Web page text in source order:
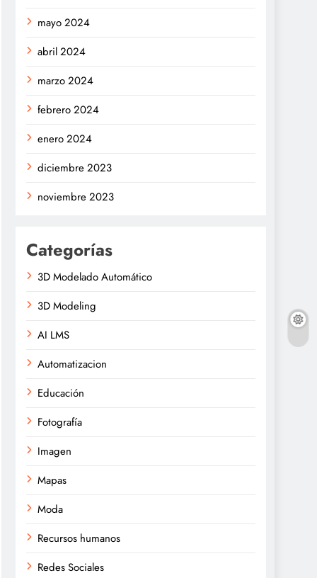
mayo 2024
abril 2024
marzo 2024
febrero 2024
enero 2024
diciembre 2023
noviembre 2023
Categorías
3D Modelado Automático
3D Modeling
AI LMS
Automatizacion
Educación
Fotografía
Imagen
Mapas
Moda
Recursos humanos
Redes Sociales